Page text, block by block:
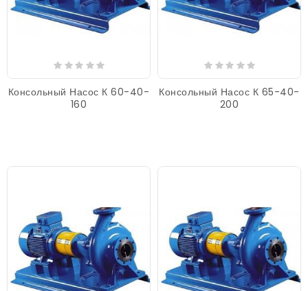
Консольный Насос К 60-40-
160
Консольный Насос К 65-40-
200